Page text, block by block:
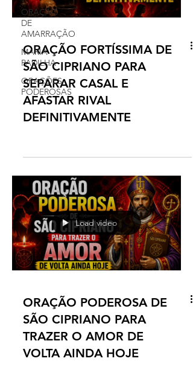
ORAÇÃO
DE
AMARRAÇÃO
MARIA
PADILHA
ORAÇÕES
PODEROSAS
ORAÇÃO FORTÍSSIMA DE
SÃO CIPRIANO PARA
SEPARAR CASAL E
AFASTAR RIVAL
DEFINITIVAMENTE
Load video
ORAÇÃO PODEROSA DE
SÃO CIPRIANO PARA
TRAZER O AMOR DE
VOLTA AINDA HOJE